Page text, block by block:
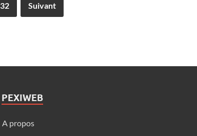
32 Suivant
PEXIWEB
A propos